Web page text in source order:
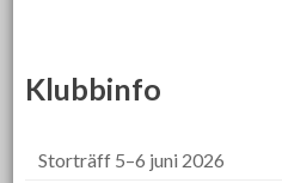
Klubbinfo
Storträff 5–6 juni 2026